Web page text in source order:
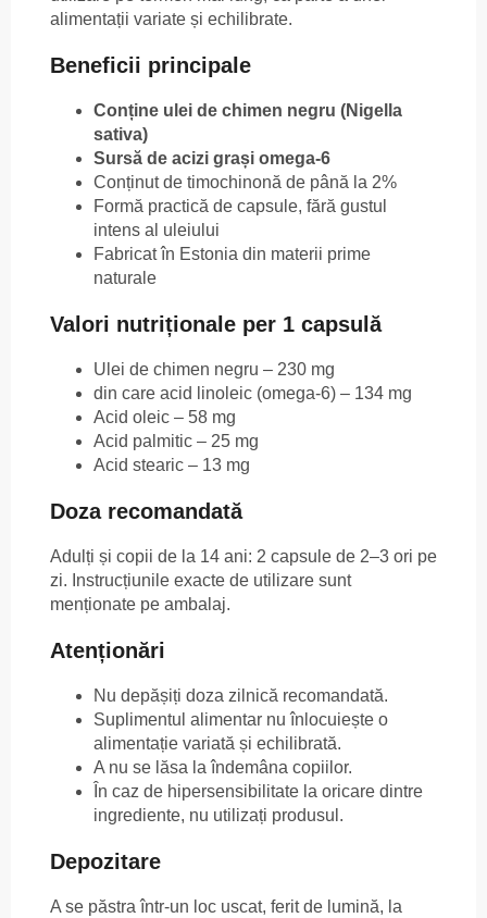
alimentații variate și echilibrate.
Beneficii principale
Conține ulei de chimen negru (Nigella
sativa)
Sursă de acizi grași omega-6
Conținut de timochinonă de până la 2%
Formă practică de capsule, fără gustul
intens al uleiului
Fabricat în Estonia din materii prime
naturale
Valori nutriționale per 1 capsulă
Ulei de chimen negru – 230 mg
din care acid linoleic (omega-6) – 134 mg
Acid oleic – 58 mg
Acid palmitic – 25 mg
Acid stearic – 13 mg
Doza recomandată
Adulți și copii de la 14 ani: 2 capsule de 2–3 ori pe
zi. Instrucțiunile exacte de utilizare sunt
menționate pe ambalaj.
Atenționări
Nu depășiți doza zilnică recomandată.
Suplimentul alimentar nu înlocuiește o
alimentație variată și echilibrată.
A nu se lăsa la îndemâna copiilor.
În caz de hipersensibilitate la oricare dintre
ingrediente, nu utilizați produsul.
Depozitare
A se păstra într-un loc uscat, ferit de lumină, la